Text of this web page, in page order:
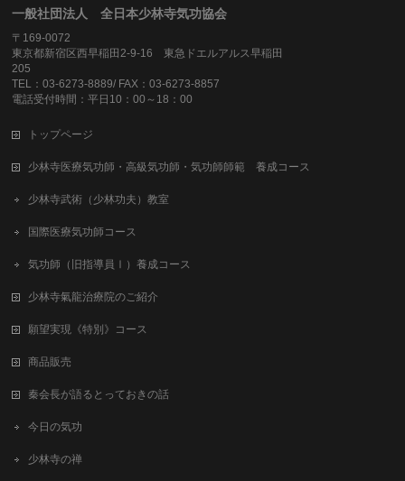
一般社団法人 全日本少林寺気功協会
〒169-0072
東京都新宿区西早稲田2-9-16 東急ドエルアルス早稲田
205
TEL：03-6273-8889/ FAX：03-6273-8857
電話受付時間：平日10：00～18：00
トップページ
少林寺医療気功師・高級気功師・気功師師範 養成コース
少林寺武術（少林功夫）教室
国際医療気功師コース
気功師（旧指導員Ⅰ）養成コース
少林寺氣龍治療院のご紹介
願望実現《特別》コース
商品販売
秦会長が語るとっておきの話
今日の気功
少林寺の禅